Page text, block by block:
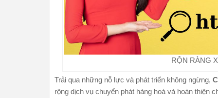
RỘN RÀNG
Trải qua những nỗ lực và phát triển không ngừng,
rộng dịch vụ chuyển phát hàng hoá và hoàn thiện